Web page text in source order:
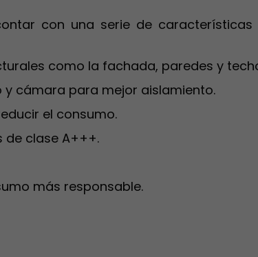
con una serie de
como la fachada, paredes y
cámara para mejor aislamiento.
el consumo.
clase A+++.
más responsable.